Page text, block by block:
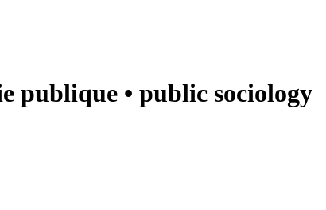
publique • public sociology